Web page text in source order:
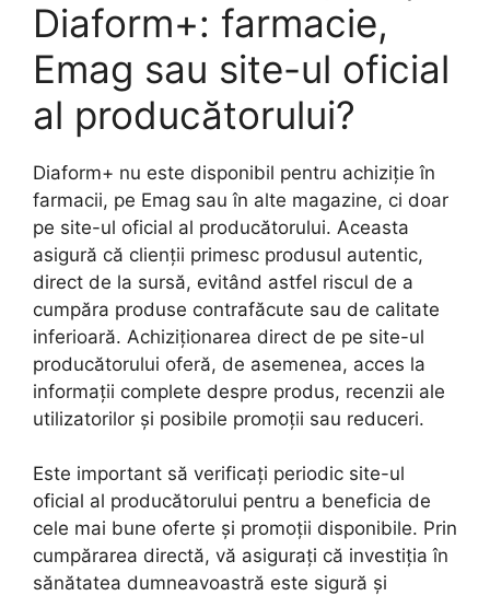
Diaform+: farmacie,
Emag sau site-ul oficial
al producătorului?
Diaform+ nu este disponibil pentru achiziție în
farmacii, pe Emag sau în alte magazine, ci doar
pe site-ul oficial al producătorului. Aceasta
asigură că clienții primesc produsul autentic,
direct de la sursă, evitând astfel riscul de a
cumpăra produse contrafăcute sau de calitate
inferioară. Achiziționarea direct de pe site-ul
producătorului oferă, de asemenea, acces la
informații complete despre produs, recenzii ale
utilizatorilor și posibile promoții sau reduceri.
Este important să verificați periodic site-ul
oficial al producătorului pentru a beneficia de
cele mai bune oferte și promoții disponibile. Prin
cumpărarea directă, vă asigurați că investiția în
sănătatea dumneavoastră este sigură și